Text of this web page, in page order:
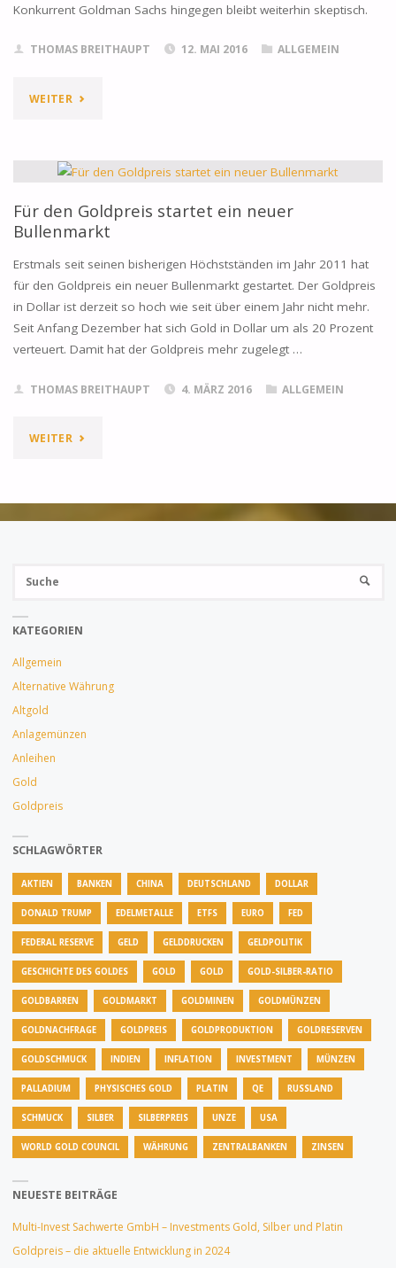
Konkurrent Goldman Sachs hingegen bleibt weiterhin skeptisch.
THOMAS BREITHAUPT 12. MAI 2016 ALLGEMEIN
WEITER"JP
ERWARTET
„SEHR
LANGEN
FÜR
GOLD“"
Für den Goldpreis startet ein neuer
Bullenmarkt
Erstmals seit seinen bisherigen Höchstständen im Jahr 2011 hat
für den Goldpreis ein neuer Bullenmarkt gestartet. Der Goldpreis
in Dollar ist derzeit so hoch wie seit über einem Jahr nicht mehr.
Seit Anfang Dezember hat sich Gold in Dollar um als 20 Prozent
verteuert. Damit hat der Goldpreis mehr zugelegt …
THOMAS BREITHAUPT 4. MÄRZ 2016 ALLGEMEIN
WEITER"FÜR
GOLDPREIS
SUCHE
KATEGORIEN
Allgemein
Alternative Währung
Altgold
Anlagemünzen
Anleihen
Gold
Goldpreis
SCHLAGWÖRTER
AKTIEN BANKEN CHINA DEUTSCHLAND DOLLAR
DONALD TRUMP EDELMETALLE ETFS EURO FED
FEDERAL RESERVE GELD GELDDRUCKEN GELDPOLITIK
GESCHICHTE DES GOLDES GOLD GOLD GOLD-SILBER-RATIO
GOLDBARREN GOLDMARKT GOLDMINEN GOLDMÜNZEN
GOLDNACHFRAGE GOLDPREIS GOLDPRODUKTION GOLDRESERVEN
GOLDSCHMUCK INDIEN INFLATION INVESTMENT MÜNZEN
PALLADIUM PHYSISCHES GOLD PLATIN QE RUSSLAND
SCHMUCK SILBER SILBERPREIS UNZE USA
WORLD GOLD COUNCIL WÄHRUNG ZENTRALBANKEN ZINSEN
NEUESTE BEITRÄGE
Multi-Invest Sachwerte GmbH – Investments Gold, Silber und Platin
Goldpreis – die aktuelle Entwicklung in 2024